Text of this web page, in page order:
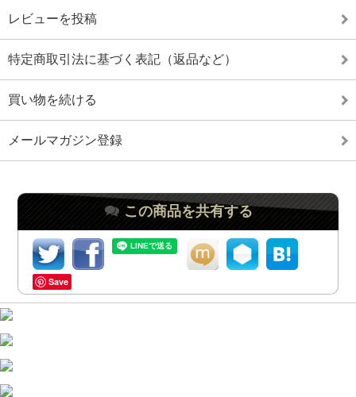
レビューを投稿
特定商取引法に基づく表記（返品など）
買い物を続ける
メールマガジン登録
この商品を共有する
Save